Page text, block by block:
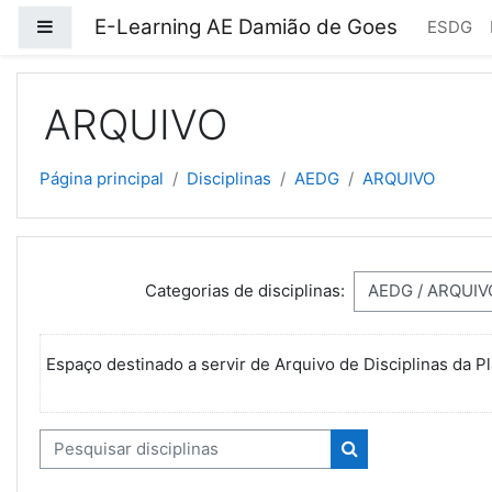
Painel lateral
E-Learning AE Damião de Goes ESDG
ARQUIVO
Página principal Disciplinas AEDG ARQUIVO
Categorias de disciplinas:
Espaço destinado a servir de Arquivo de Disciplinas da
Pesquisar disciplinas
Pesquisar